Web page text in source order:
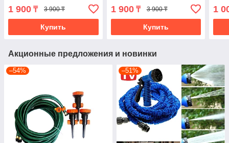
1 900 ₸ 3 900 ₸
Купить
1 900₸ 3 900 ₸
Купить
1
Акционные предложения и новинки
–54% –51%